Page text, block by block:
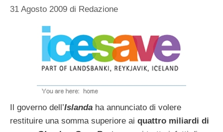
31 Agosto 2009 di Redazione
Il governo dell’Islanda ha annunciato di volere
restituire una somma superiore ai quattro miliardi di